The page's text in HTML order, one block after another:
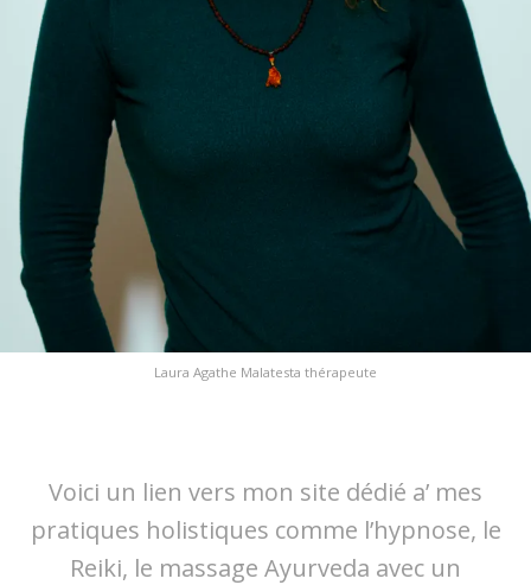
Laura Agathe Malatesta thérapeute
Voici un lien vers mon site dédié a’ mes
pratiques holistiques comme l’hypnose, le
Reiki, le massage Ayurveda avec un